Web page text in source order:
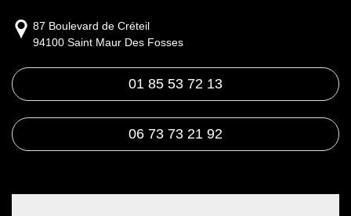
87 Boulevard de Créteil
94100 Saint Maur Des Fosses
01 85 53 72 13
06 73 73 21 92